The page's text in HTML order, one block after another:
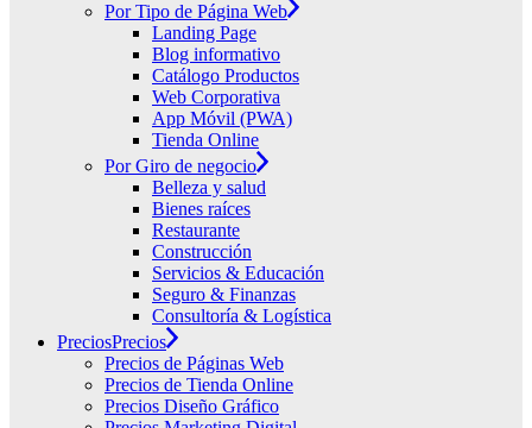
Por Tipo de Página Web
Landing Page
Blog informativo
Catálogo Productos
Web Corporativa
App Móvil (PWA)
Tienda Online
Por Giro de negocio
Belleza y salud
Bienes raíces
Restaurante
Construcción
Servicios & Educación
Seguro & Finanzas
Consultoría & Logística
PreciosPrecios
Precios de Páginas Web
Precios de Tienda Online
Precios Diseño Gráfico